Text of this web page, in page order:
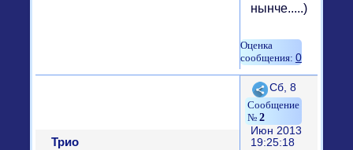
нынче.....))
0
Поделиться
2
Сб, 8
Июн 2013
19:25:18
Трио